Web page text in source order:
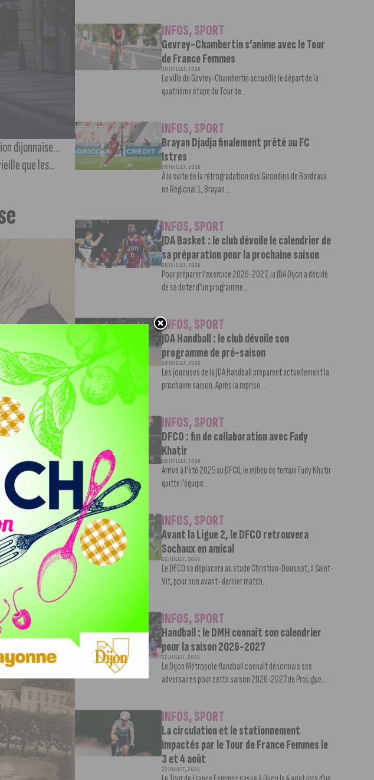
dijonnaise…
que les...
être de
INFOS,SPORT
Gevrey-Chambertin s’anime avec le Tour
de France Femmes
30 JUILLET, 2026
La ville de Gevrey-Chambertin accueille le départ de la
quatrième étape du Tour de...
INFOS,SPORT
Brayan Djadja finalement prêté au FC
Istres
28 JUILLET, 2026
À la suite de la rétrogradation des Girondins de Bordeaux
en Régional 1, Brayan...
INFOS,SPORT
JDA Basket : le club dévoile le calendrier de
sa préparation pour la prochaine saison
28 JUILLET, 2026
Pour préparer l'exercice 2026-2027, la JDA Dijon a décidé
de se doter d'un programme...
INFOS,SPORT
JDA Handball : le club dévoile son
programme de pré-saison
28 JUILLET, 2026
Les joueuses de la JDA Handball préparent actuellement la
prochaine saison. Après la reprise...
INFOS,SPORT
DFCO : fin de collaboration avec Fady
Khatir
28 JUILLET, 2026
Arrivé à l'été 2025 au DFCO, le milieu de terrain Fady Khatir
quitte l’équipe...
INFOS,SPORT
Avant la Ligue 2, le DFCO retrouvera
Sochaux en amical
22 JUILLET, 2026
Le DFCO se déplacera au stade Christian-Doussot, à Saint-
Vit, pour son avant- dernier match...
INFOS,SPORT
Handball : le DMH connaît son calendrier
pour la saison 2026-2027
22 JUILLET, 2026
Le Dijon Métropole Handball connaît désormais ses
adversaires pour cette saison 2026-2027 de ProLigue....
INFOS,SPORT
La circulation et le stationnement
impactés par le Tour de France Femmes le
3 et 4 août
22 JUILLET, 2026